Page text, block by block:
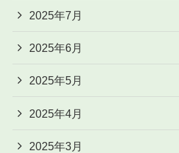
2025年7月
2025年6月
2025年5月
2025年4月
2025年3月